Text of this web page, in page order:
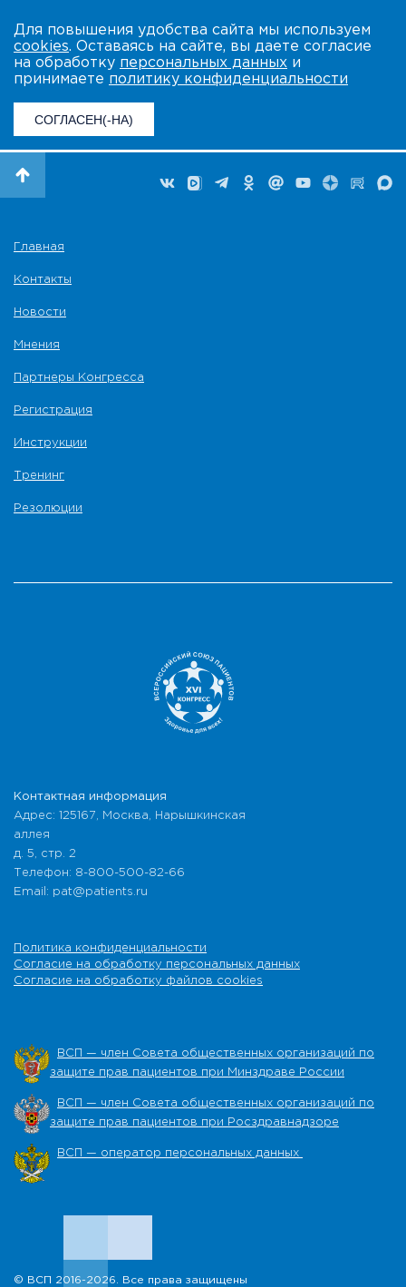
Для повышения удобства сайта мы используем
cookies. Оставаясь на сайте, вы даете согласие
на обработку персональных данных и
принимаете политику конфиденциальности
СОГЛАСЕН(-НА)
Главная
Контакты
Новости
Мнения
Партнеры Конгресса
Регистрация
Инструкции
Тренинг
Резолюции
Контактная информация
Адрес: 125167, Москва, Нарышкинская
аллея
д. 5, стр. 2
Телефон: 8-800-500-82-66
Email: pat@patients.ru
Политика конфиденциальности
Согласие на обработку персональных данных
Согласие на обработку файлов cookies
ВСП — член Совета общественных организаций по
защите прав пациентов при Минздраве России
ВСП — член Совета общественных организаций по
защите прав пациентов при Росздравнадзоре
ВСП — оператор персональных данных
© ВСП 2016-2026. Все права защищены